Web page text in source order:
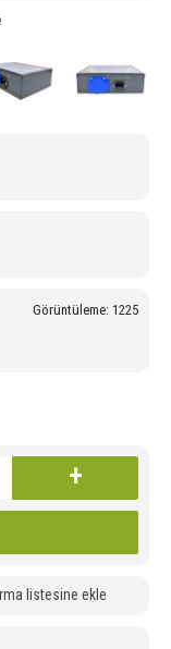
Görüntüleme: 1225
+
listesine ekle